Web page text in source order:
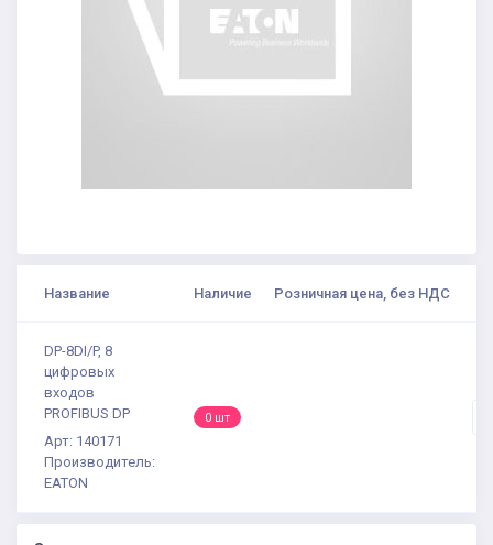
Название Наличие Розничная цена, без НДС
DP-8DI/P, 8
цифровых
входов
PROFIBUS DP
Арт: 140171
Производитель:
EATON
0 шт